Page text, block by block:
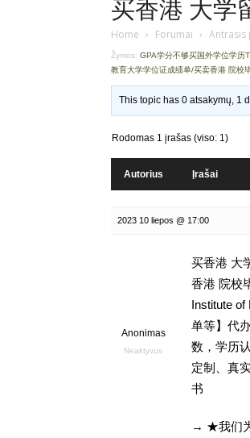
买香港 大学
Home › Forumai › Antrasis
Žymos: GPA学分不够买国外学位学
教育大学学位证成绩单/买卖香港 院校
This topic has 0 atsakymų, 1
Rodomas 1 įrašas (viso: 1)
Autorius Įrašai
2023 10 liepos @ 17:00
Anonimas
Neaktyvus
买香港 大
香港 院校
Institute
单等】代
数，学历
定制、真
书
→ ★我们